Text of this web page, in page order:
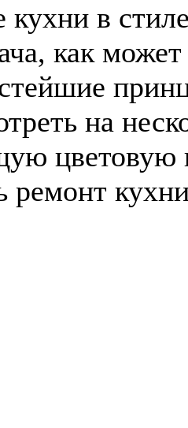
в
как
на
цветовую
ремонт